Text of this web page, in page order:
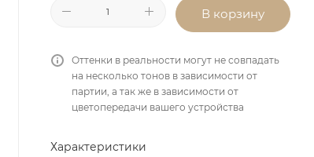
В корзину
Оттенки в реальности могут не совпадать
на несколько тонов в зависимости от
партии, а так же в зависимости от
цветопередачи вашего устройства
Характеристики